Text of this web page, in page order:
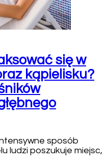
się w
kąpielisku?
sposób
ludzi poszukuje miejsc,